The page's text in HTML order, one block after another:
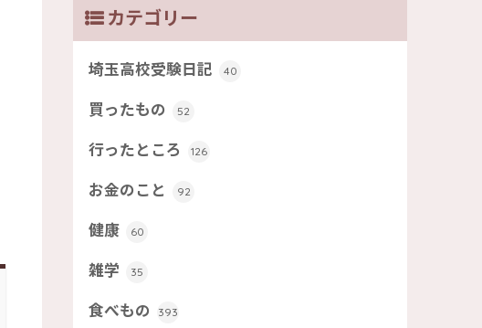
カテゴリー
埼玉高校受験日記 40
買ったもの 52
行ったところ 126
お金のこと 92
健康 60
雑学 35
食べもの 393